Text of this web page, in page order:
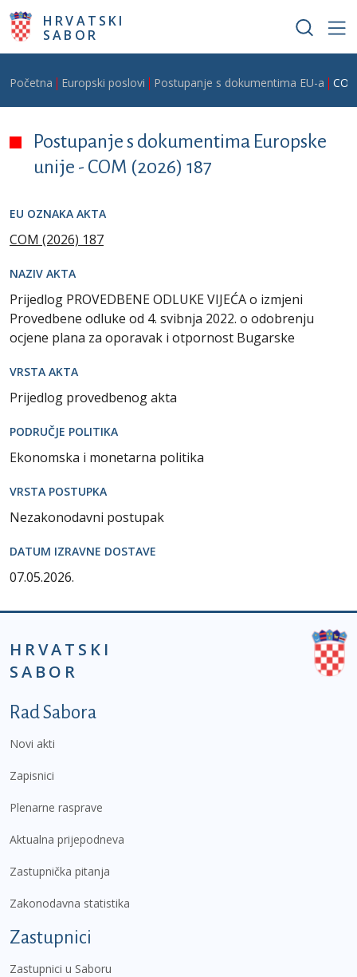
Skoči na glavni sadržaj
HRVATSKI
SABOR
Breadcrumb
Početna Europski poslovi Postupanje s dokumentima EU-a
Postupanje s dokumentima Europske
unije - COM (2026) 187
EU OZNAKA AKTA
COM (2026) 187
NAZIV AKTA
Prijedlog PROVEDBENE ODLUKE VIJEĆA o izmjeni
Provedbene odluke od 4. svibnja 2022. o odobrenju
ocjene plana za oporavak i otpornost Bugarske
VRSTA AKTA
Prijedlog provedbenog akta
PODRUČJE POLITIKA
Ekonomska i monetarna politika
VRSTA POSTUPKA
Nezakonodavni postupak
DATUM IZRAVNE DOSTAVE
07.05.2026.
HRVATSKI
SABOR
Podnožje prvi izbornik
Rad Sabora
Novi akti
Zapisnici
Plenarne rasprave
Aktualna prijepodneva
Zastupnička pitanja
Zakonodavna statistika
Zastupnici
Zastupnici u Saboru